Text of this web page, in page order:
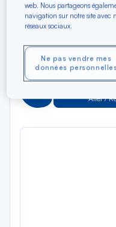
Aller-Retour
Précédent Aller /
web. Nous partageons
navigation sur notre site avec
réseaux sociaux.
Ne pas vendre mes
données